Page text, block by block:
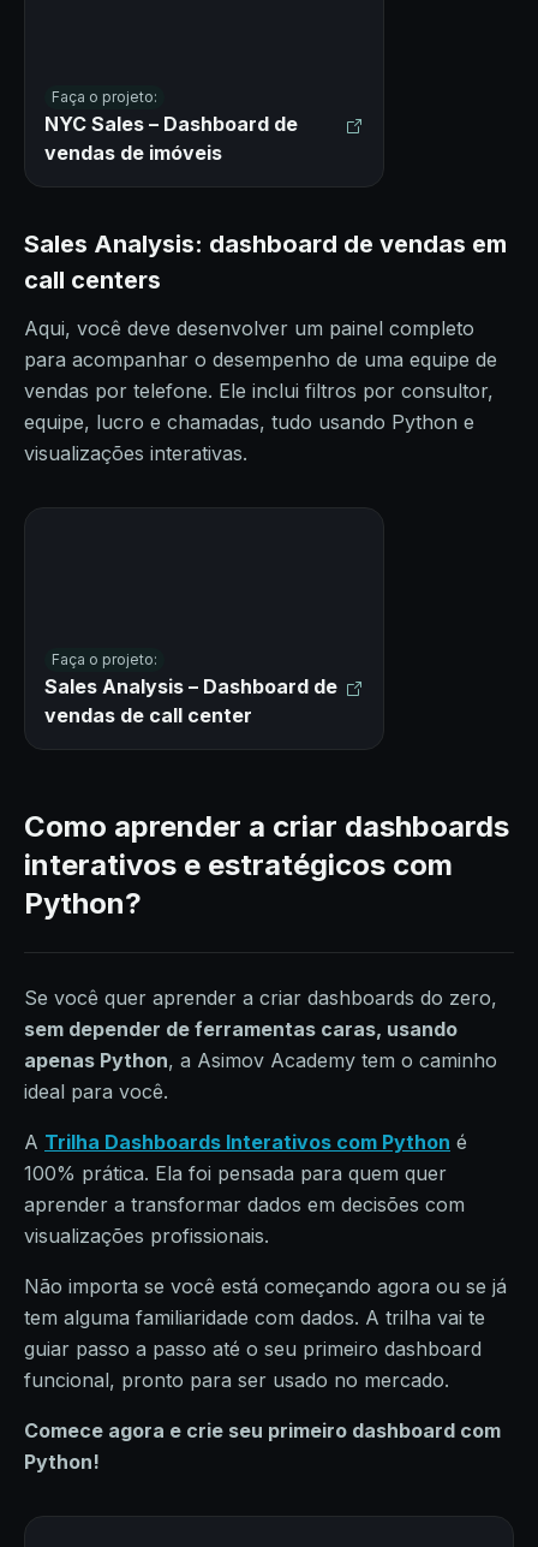
Faça o projeto:
NYC Sales – Dashboard de
vendas de imóveis
Sales Analysis: dashboard de vendas em
call centers
Aqui, você deve desenvolver um painel completo
para acompanhar o desempenho de uma equipe de
vendas por telefone. Ele inclui filtros por consultor,
equipe, lucro e chamadas, tudo usando Python e
visualizações interativas.
Faça o projeto:
Sales Analysis – Dashboard de
vendas de call center
Como aprender a criar dashboards
interativos e estratégicos com
Python?
Se você quer aprender a criar dashboards do zero,
sem depender de ferramentas caras, usando
apenas Python, a Asimov Academy tem o caminho
ideal para você.
A Trilha Dashboards Interativos com Python é
100% prática. Ela foi pensada para quem quer
aprender a transformar dados em decisões com
visualizações profissionais.
Não importa se você está começando agora ou se já
tem alguma familiaridade com dados. A trilha vai te
guiar passo a passo até o seu primeiro dashboard
funcional, pronto para ser usado no mercado.
Comece agora e crie seu primeiro dashboard com
Python!